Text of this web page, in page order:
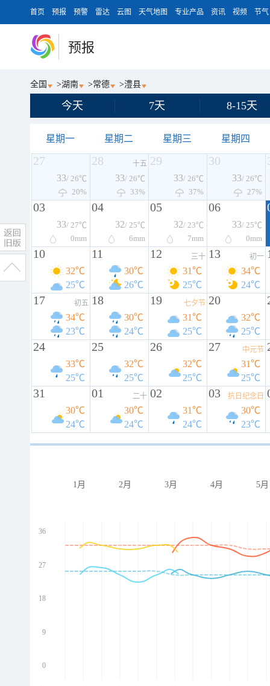
首页 预报 预警 雷达 云图 天气地图 专业产品 资讯 视频 节气
预报
全国 >湖南 >常德 >澧县
今天 7天 8-15天
星期一 星期二 星期三 星期四
27
33/ 26℃
20%
28 十五
33/ 26℃
33%
29
33/ 26℃
37%
30
33/ 26℃
27%
03
33/ 27℃
0mm
04
32/ 25℃
6mm
05
32/ 23℃
7mm
06
33/ 25℃
0mm
10
32℃
25℃
11
30℃
26℃
12 三十
31℃
25℃
13 初一
34℃
24℃
17 初五
34℃
23℃
18
30℃
24℃
19 七夕节
31℃
25℃
20
32℃
25℃
24
33℃
25℃
25
32℃
25℃
26
32℃
25℃
27 中元节
31℃
25℃
31
30℃
24℃
01 二十
30℃
24℃
02
31℃
24℃
03 抗日纪念日
30℃
23℃
1月 2月 3月 4月 5月
36
27
18
9
0